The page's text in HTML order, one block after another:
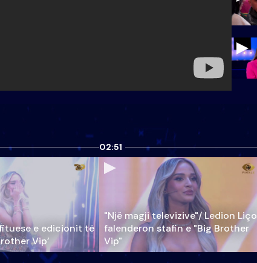
e edicionit të
Vip’
02:51
"Një magji televizive"/ Ledion Liço
falenderon stafin e "Big Brother
Vip"